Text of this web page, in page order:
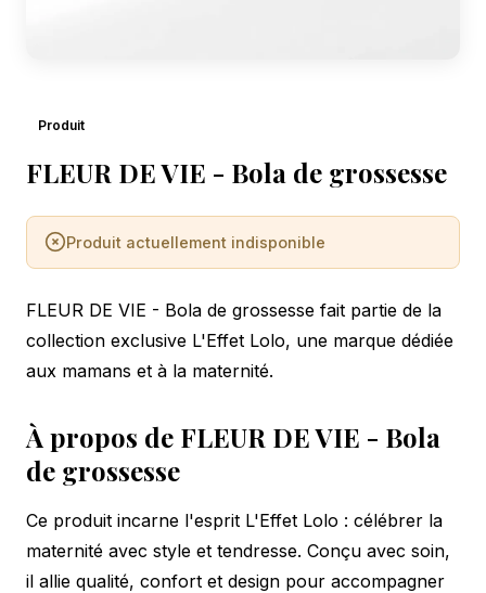
Produit
FLEUR DE VIE - Bola de grossesse
Produit actuellement indisponible
FLEUR DE VIE - Bola de grossesse fait partie de la
collection exclusive L'Effet Lolo, une marque dédiée
aux mamans et à la maternité.
À propos de FLEUR DE VIE - Bola
de grossesse
Ce produit incarne l'esprit L'Effet Lolo : célébrer la
maternité avec style et tendresse. Conçu avec soin,
il allie qualité, confort et design pour accompagner